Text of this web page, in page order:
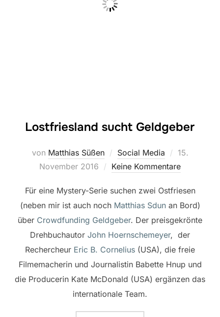
Lostfriesland sucht Geldgeber
von Matthias Süßen Social Media
am
15.
November 2016
Keine Kommentare
Für eine Mystery-Serie suchen zwei Ostfriesen
(neben mir ist auch noch Matthias Sdunan Bord)
über Crowdfunding Geldgeber. Der preisgekrönte
Drehbuchautor John Hoernschemeyer, der
Rechercheur Eric B. Cornelius (USA), die freie
Filmemacherin und Journalistin Babette Hnup und
die Producerin Kate McDonald (USA) ergänzen das
internationale Team.